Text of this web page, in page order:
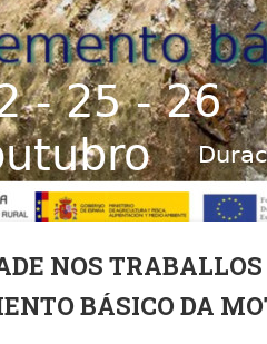
NOS
BÁSICO DA